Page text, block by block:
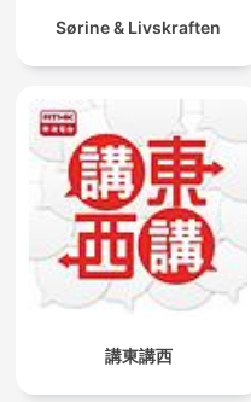
Sørine & Livskraften
講東講西